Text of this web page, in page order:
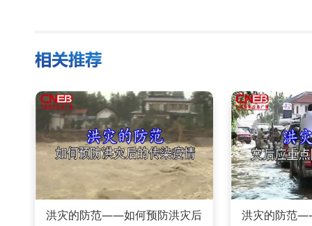
洪灾的防范——如何预防洪灾后
洪灾的防范